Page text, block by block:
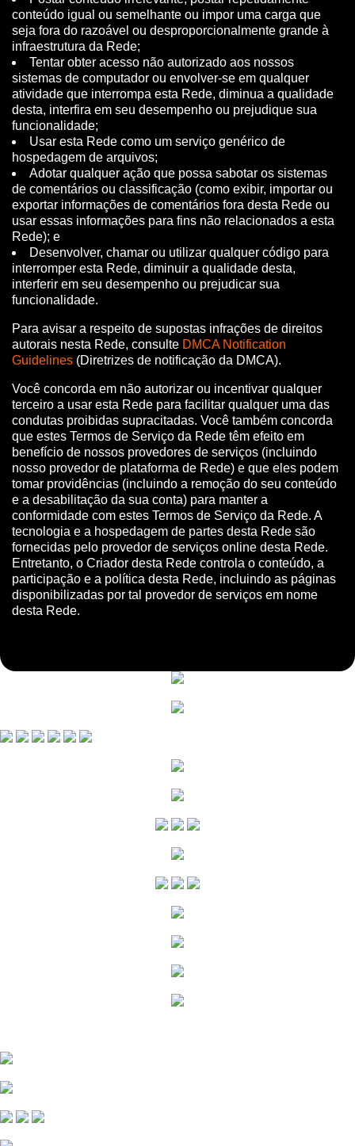
conteúdo igual ou semelhante ou impor uma carga que
seja fora do razoável ou desproporcionalmente grande à
infraestrutura da Rede;
Tentar obter acesso não autorizado aos nossos
sistemas de computador ou envolver-se em qualquer
atividade que interrompa esta Rede, diminua a qualidade
desta, interfira em seu desempenho ou prejudique sua
funcionalidade;
Usar esta Rede como um serviço genérico de
hospedagem de arquivos;
Adotar qualquer ação que possa sabotar os sistemas
de comentários ou classificação (como exibir, importar ou
exportar informações de comentários fora desta Rede ou
usar essas informações para fins não relacionados a esta
Rede); e
Desenvolver, chamar ou utilizar qualquer código para
interromper esta Rede, diminuir a qualidade desta,
interferir em seu desempenho ou prejudicar sua
funcionalidade.
Para avisar a respeito de supostas infrações de direitos
autorais nesta Rede, consulte DMCA Notification
Guidelines (Diretrizes de notificação da DMCA).
Você concorda em não autorizar ou incentivar qualquer
terceiro a usar esta Rede para facilitar qualquer uma das
condutas proibidas supracitadas. Você também concorda
que estes Termos de Serviço da Rede têm efeito em
benefício de nossos provedores de serviços (incluindo
nosso provedor de plataforma de Rede) e que eles podem
tomar providências (incluindo a remoção do seu conteúdo
e a desabilitação da sua conta) para manter a
conformidade com estes Termos de Serviço da Rede. A
tecnologia e a hospedagem de partes desta Rede são
fornecidas pelo provedor de serviços online desta Rede.
Entretanto, o Criador desta Rede controla o conteúdo, a
participação e a política desta Rede, incluindo as páginas
disponibilizadas por tal provedor de serviços em nome
desta Rede.